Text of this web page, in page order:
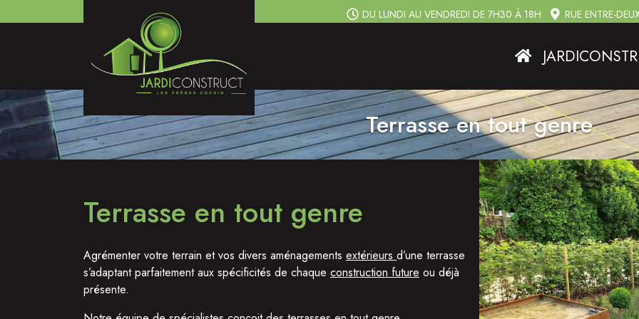
DU LUNDI AU VENDREDI DE 7H30 À 18H RUE ENTRE-
Terrasse en tout genre
Terrasse en tout genre
Agrémenter votre terrain et vos divers aménagements extérieurs d’une terrasse
s’adaptant parfaitement aux spécificités de chaque construction future ou déjà
présente.